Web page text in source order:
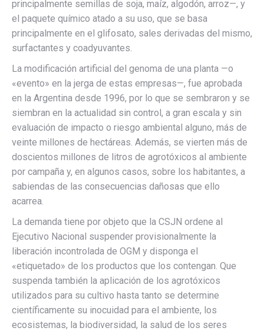
principalmente semillas de soja, maíz, algodón, arroz—, y
el paquete químico atado a su uso, que se basa
principalmente en el glifosato, sales derivadas del mismo,
surfactantes y coadyuvantes.
La modificación artificial del genoma de una planta —o
«evento» en la jerga de estas empresas—, fue aprobada
en la Argentina desde 1996, por lo que se sembraron y se
siembran en la actualidad sin control, a gran escala y sin
evaluación de impacto o riesgo ambiental alguno, más de
veinte millones de hectáreas. Además, se vierten más de
doscientos millones de litros de agrotóxicos al ambiente
por campaña y, en algunos casos, sobre los habitantes, a
sabiendas de las consecuencias dañosas que ello
acarrea.
La demanda tiene por objeto que la CSJN ordene al
Ejecutivo Nacional suspender provisionalmente la
liberación incontrolada de OGM y disponga el
«etiquetado» de los productos que los contengan. Que
suspenda también la aplicación de los agrotóxicos
utilizados para su cultivo hasta tanto se determine
científicamente su inocuidad para el ambiente, los
ecosistemas, la biodiversidad, la salud de los seres